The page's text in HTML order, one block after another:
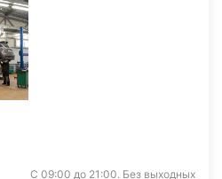
С 09:00 до 21:00. Без выходных